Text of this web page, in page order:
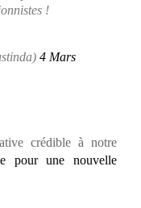
!
4 Mars
crédible à notre
pour une nouvelle